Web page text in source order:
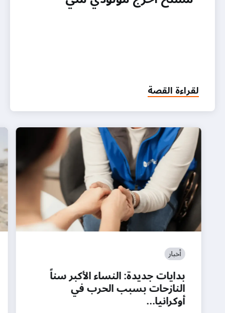
لقراءة القصة
أخبار
بدايات جديدة: النساء الأكبر سناً
النازحات بسبب الحرب في
أوكرانيا…